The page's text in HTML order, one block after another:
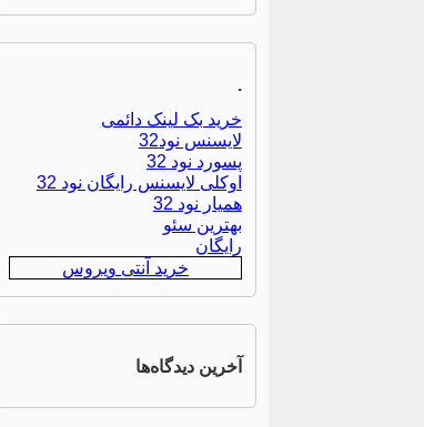
.
خرید بک لینک دائمی
لایسنس نود32
پسورد نود 32
اوکلی لایسنس رایگان نود 32
همیار نود 32
بهترین سئو
رایگان
خرید آنتی ویروس
آخرین دیدگاه‌ها